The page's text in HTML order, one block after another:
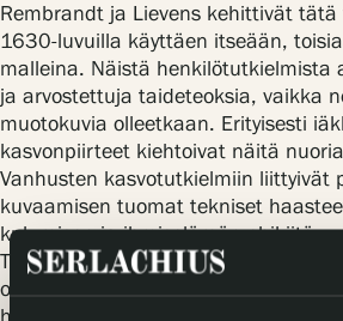
Rembrandt ja Lievens kehittivät
1630-luvuilla käyttäen itseään,
malleina. Näistä henkilötutkielmista
ja arvostettuja taideteoksia, vaikka
muotokuvia olleetkaan. Erityisesti
kasvonpiirteet kiehtoivat näitä
Vanhusten kasvotutkielmiin liittyivät
kuvaamisen tuomat tekniset
kulumisen ja ihmiselämän
Tunnistettavin piirre Monogrammisti
ovat nimenomaan nämä